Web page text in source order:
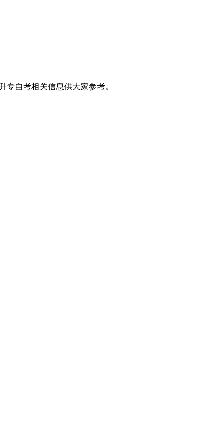
自考相关信息供大家参考。